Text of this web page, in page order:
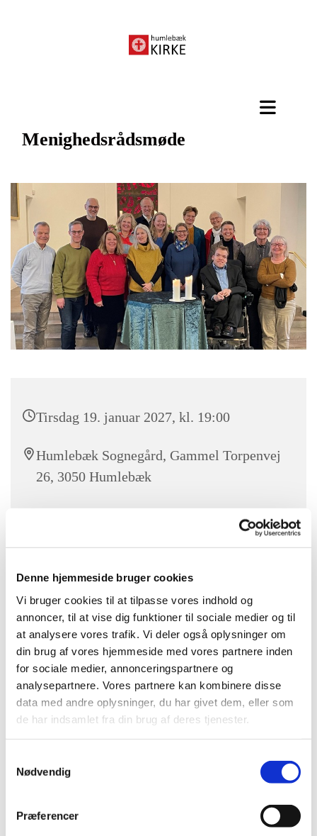
Denne hjemmeside bruger cookies
Vi bruger cookies til at tilpasse vores indhold og
annoncer, til at vise dig funktioner til sociale medier og til
at analysere vores trafik. Vi deler også oplysninger om
din brug af vores hjemmeside med vores partnere inden
for sociale medier, annonceringspartnere og
analysepartnere. Vores partnere kan kombinere disse
data med andre oplysninger, du har givet dem, eller som
de har indsamlet fra din brug af deres tjenester.
Nødvendig
Præferencer
Menighedsrådsmøde
Tirsdag 19. januar 2027, kl. 19:00
Humlebæk Sognegård, Gammel Torpenvej
26, 3050 Humlebæk
Du er velkommen til at deltage som tilskuer ved
Er du interesseret i at se referaterne fra tidligere
menighedsråd,, så finder du demher.